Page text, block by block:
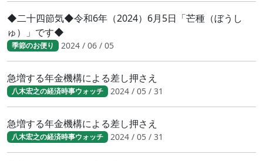
◆二十四節気◆令和6年（2024）6月5日「芒種（ぼうし
ゅ）」です◆
季節のお便り 2024 / 06 / 05
急増する年金機構による差し押さえ
八木宏之の経済時事ウォッチ 2024 / 05 / 31
急増する年金機構による差し押さえ
八木宏之の経済時事ウォッチ 2024 / 05 / 31